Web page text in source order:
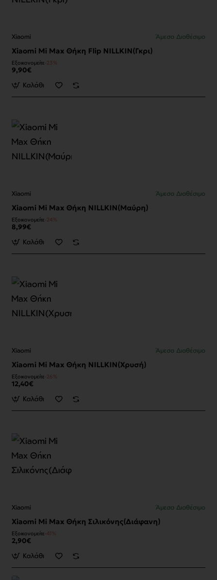
Xiaomi Άμεσα Διαθέσιμο
Xiaomi Mi Max Θήκη Flip NILLKIN(Γκρι)
Εξοικονομείτε -23%
9,90€
Καλάθι
Xiaomi Άμεσα Διαθέσιμο
Xiaomi Mi Max Θήκη NILLKIN(Μαύρη)
Εξοικονομείτε -24%
8,99€
Καλάθι
Xiaomi Άμεσα Διαθέσιμο
Xiaomi Mi Max Θήκη NILLKIN(Χρυσή)
Εξοικονομείτε -26%
12,40€
Καλάθι
Xiaomi Άμεσα Διαθέσιμο
Xiaomi Mi Max Θήκη Σιλικόνης(Διάφανη)
Εξοικονομείτε -41%
2,90€
Καλάθι